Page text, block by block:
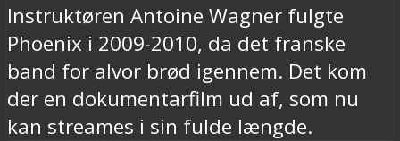
Instruktøren Antoine Wagner fulgte
Phoenix i 2009-2010, da det franske
band for alvor brød igennem. Det kom
der en dokumentarfilm ud af, som nu
kan streames i sin fulde længde.